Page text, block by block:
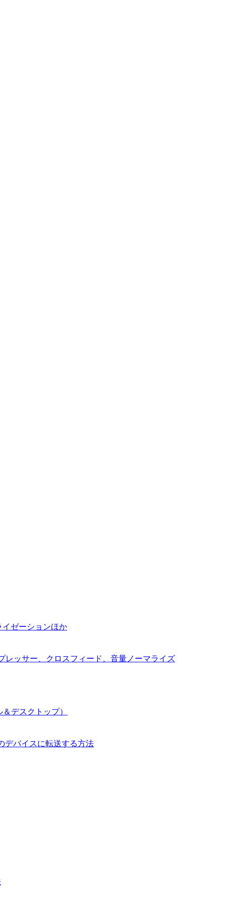
イゼーションほか
レッサー、クロスフィード、音量ノーマライズ
デスクトップ）
デバイスに転送する方法